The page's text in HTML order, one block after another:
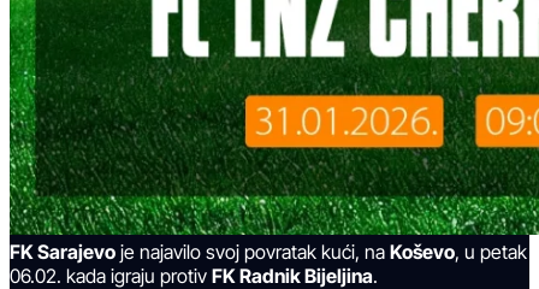
FK Sarajevo je najavilo svoj povratak kući, na Koševo, u petak
06.02. kada igraju protiv FK Radnik Bijeljina.